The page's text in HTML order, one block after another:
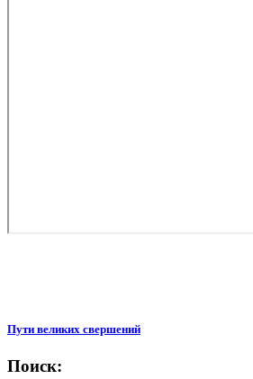
Пути великих свершений
Поиск: